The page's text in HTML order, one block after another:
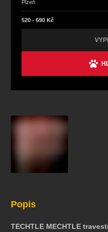
Plzeň
520 - 690 Kč
Popis
TECHTLE MECHTLE